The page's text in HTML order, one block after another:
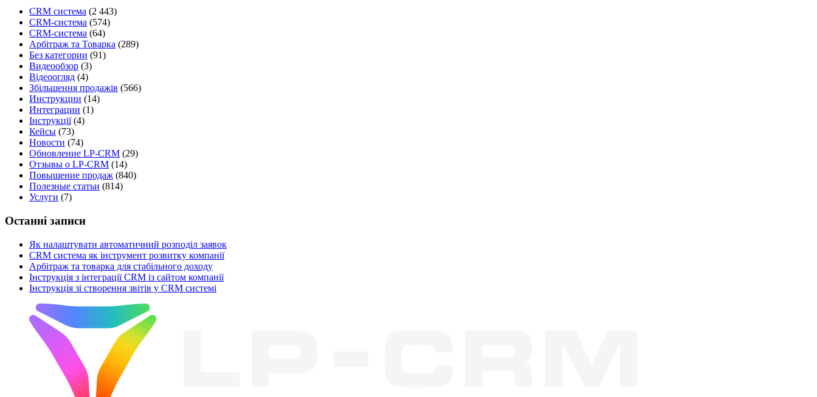
CRM система (2 443)
CRM-система (574)
CRM-система (64)
Арбітраж та Товарка (289)
Без категории (91)
Видеообзор (3)
Відеоогляд (4)
Збільшення продажів (566)
Инструкции (14)
Интеграции (1)
Інструкції(4)
Кейсы (73)
Новости (74)
Обновление LP-CRM (29)
Отзывы о LP-CRM (14)
Повышение продаж (840)
Полезные статьи (814)
Услуги (7)
Останні записи
Як налаштувати автоматичний розподіл заявок
CRM система як інструмент розвитку компанії
Арбітраж та товарка для стабільного доходу
Інструкція з інтеграції CRM із сайтом компанії
Інструкція зі створення звітів у CRM системі